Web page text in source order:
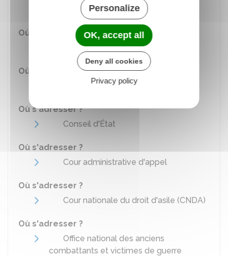
Tribunal administratif
Où s'adresser ?
Tribunal administratif de Nantes
Où s'adresser ?
Tribunal administratif de Paris
Où s'adresser ?
Conseil d'État
Où s'adresser ?
Cour administrative d'appel
Où s'adresser ?
Cour nationale du droit d'asile (CNDA)
Où s'adresser ?
Office national des anciens
combattants et victimes de guerre
Personalize
OK, accept all
Deny all cookies
Privacy policy